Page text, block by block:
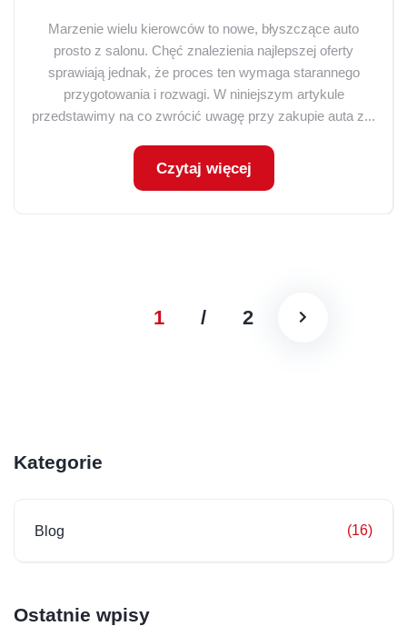
Marzenie wielu kierowców to nowe, błyszczące auto
prosto z salonu. Chęć znalezienia najlepszej oferty
sprawiają jednak, że proces ten wymaga starannego
przygotowania i rozwagi. W niniejszym artykule
przedstawimy na co zwrócić uwagę przy zakupie auta z...
Czytaj więcej
1 / 2
Kategorie
Blog (16)
Ostatnie wpisy